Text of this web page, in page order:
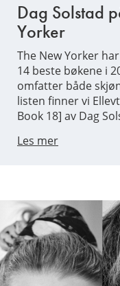
Dag Solstad
Yorker
The New Yorker
14 beste bøkene i
omfatter både
listen finner vi
Book 18] av Dag
Les mer